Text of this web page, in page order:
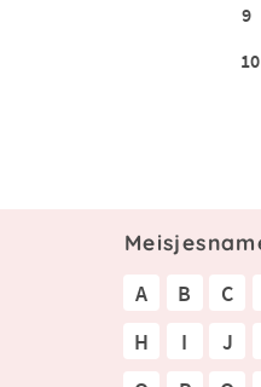
9
10
A B C
H
I J